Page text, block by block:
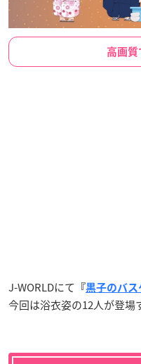
高画質
J-WORLDにて 『黒子のバス
今回は浴衣姿の12人が登場